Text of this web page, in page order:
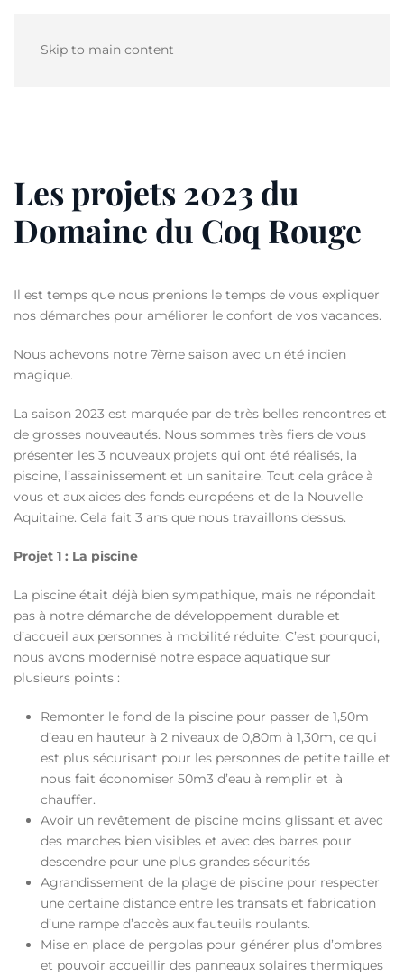
Skip to main content
Les projets 2023 du
Domaine du Coq Rouge
Il est temps que nous prenions le temps de vous expliquer
nos démarches pour améliorer le confort de vos vacances.
Nous achevons notre 7ème saison avec un été indien
magique.
La saison 2023 est marquée par de très belles rencontres et
de grosses nouveautés. Nous sommes très fiers de vous
présenter les 3 nouveaux projets qui ont été réalisés, la
piscine, l’assainissement et un sanitaire. Tout cela grâce à
vous et aux aides des fonds européens et de la Nouvelle
Aquitaine. Cela fait 3 ans que nous travaillons dessus.
Projet 1 : La piscine
La piscine était déjà bien sympathique, mais ne répondait
pas à notre démarche de développement durable et
d’accueil aux personnes à mobilité réduite. C’est pourquoi,
nous avons modernisé notre espace aquatique sur
plusieurs points :
Remonter le fond de la piscine pour passer de 1,50m
d’eau en hauteur à 2 niveaux de 0,80m à 1,30m, ce qui
est plus sécurisant pour les personnes de petite taille et
nous fait économiser 50m3 d’eau à remplir et à
chauffer.
Avoir un revêtement de piscine moins glissant et avec
des marches bien visibles et avec des barres pour
descendre pour une plus grandes sécurités
Agrandissement de la plage de piscine pour respecter
une certaine distance entre les transats et fabrication
d’une rampe d’accès aux fauteuils roulants.
Mise en place de pergolas pour générer plus d’ombres
et pouvoir accueillir des panneaux solaires thermiques